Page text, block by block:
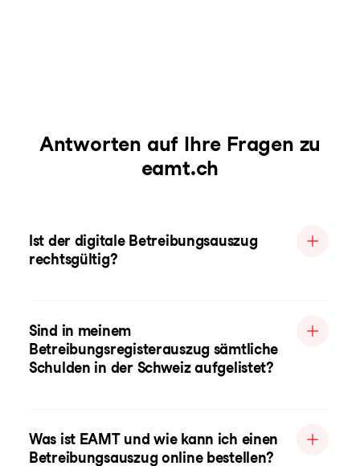
Antworten auf Ihre Fragen zu
eamt.ch
Ist der digitale Betreibungsauszug
rechtsgültig?
Sind in meinem
Betreibungsregisterauszug sämtliche
Schulden in der Schweiz aufgelistet?
Was ist EAMT und wie kann ich einen
Betreibungsauszug online bestellen?